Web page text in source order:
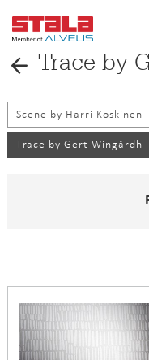
Trace by
Scene by Harri Koskinen
Trace by Gert Wingårdh